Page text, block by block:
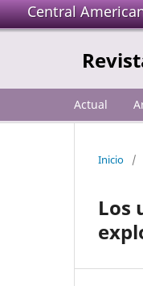
Central
Actual
Inicio /
Los